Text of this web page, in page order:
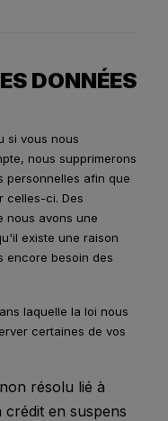
DONNÉES
si vous nous
nous supprimerons
personnelles afin que
celles-ci. Des
nous avons une
existe une raison
encore besoin des
laquelle la loi nous
certaines de vos
résolu lié à
en suspens